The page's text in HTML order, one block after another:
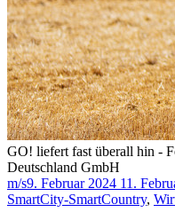
GO! liefert fast überall hin -
Deutschland GmbH
m/s9. Februar 2024 11.
SmartCity-SmartCountry,